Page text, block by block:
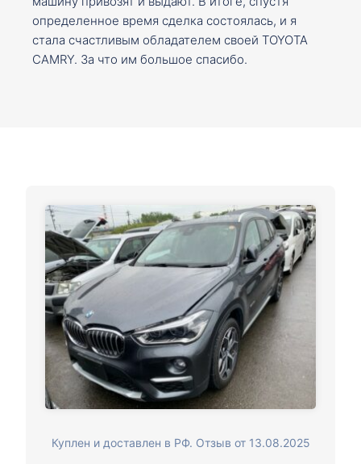
определенное время сделка состоялась, и я
стала счастливым обладателем своей TOYOTA
CAMRY. За что им большое спасибо.
Куплен и доставлен в РФ. Отзыв от 13.08.2025